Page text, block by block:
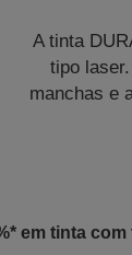
A tinta
tipo
manchas e
em tinta